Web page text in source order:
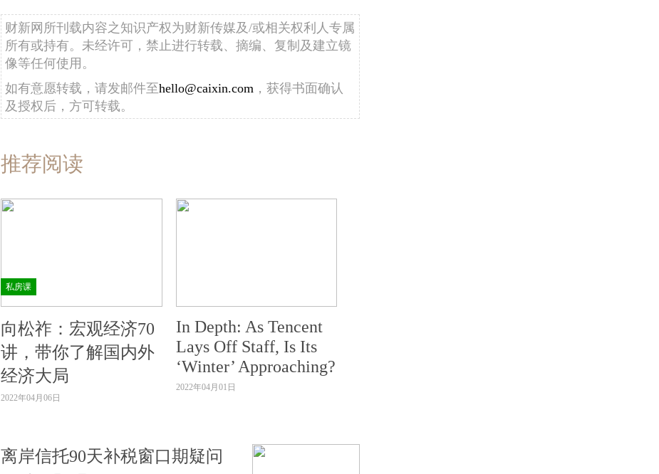
财新网所刊载内容之知识产权为财新传媒及/或相关权利人专属
所有或持有。未经许可，禁止进行转载、摘编、复制及建立镜
像等任何使用。
如有意愿转载，请发邮件至hello@caixin.com ，获得书面确认
及授权后，方可转载。
推荐阅读
私房课
向松祚：宏观经济70
讲，带你了解国内外
经济大局
2022年04月06日
In Depth: As Tencent
Lays Off Staff, Is Its
‘Winter’ Approaching?
2022年04月01日
离岸信托90天补税窗口期疑问